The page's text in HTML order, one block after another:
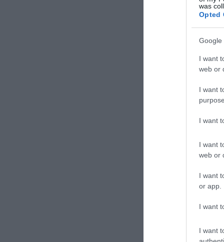
was
Opted
Google
I want
web or
I want
I want
I want
web or
I want
or app.
I want
I want